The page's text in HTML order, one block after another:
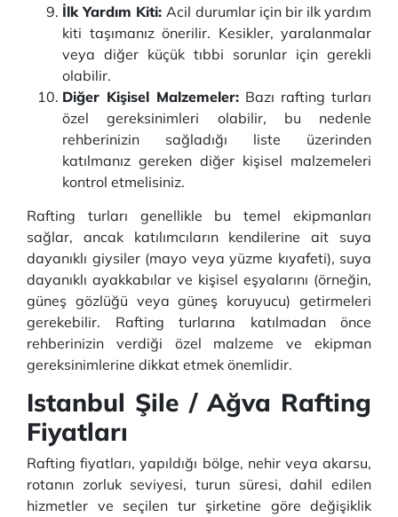
İlk Yardım Kiti:Acil durumlar için bir ilk yardım
kiti taşımanız önerilir. Kesikler, yaralanmalar
veya diğer küçük tıbbi sorunlar için gerekli
olabilir.
Diğer Kişisel Malzemeler: Bazı rafting turları
özel gereksinimleri olabilir, bu nedenle
rehberinizin sağladığı liste üzerinden
katılmanız gereken diğer kişisel malzemeleri
kontrol etmelisiniz.
Rafting turları genellikle bu temel ekipmanları
sağlar, ancak katılımcıların kendilerine ait suya
dayanıklı giysiler (mayo veya yüzme kıyafeti), suya
dayanıklı ayakkabılar ve kişisel eşyalarını (örneğin,
güneş gözlüğü veya güneş koruyucu) getirmeleri
gerekebilir. Rafting turlarına katılmadan önce
rehberinizin verdiği özel malzeme ve ekipman
gereksinimlerine dikkat etmek önemlidir.
Istanbul Şile / Ağva Rafting
Fiyatları
Rafting fiyatları, yapıldığı bölge, nehir veya akarsu,
rotanın zorluk seviyesi, turun süresi, dahil edilen
hizmetler ve seçilen tur şirketine göre değişiklik